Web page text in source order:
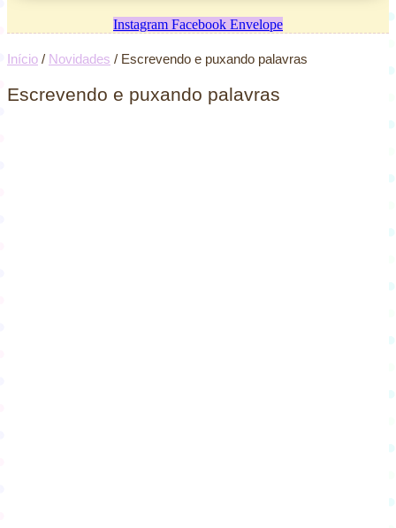
Instagram Facebook Envelope
Início / Novidades / Escrevendo e puxando palavras
Escrevendo e puxando palavras